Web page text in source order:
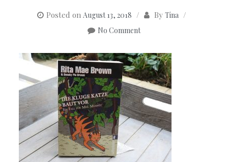
Posted on August 13, 2018 By Tina
No Comment